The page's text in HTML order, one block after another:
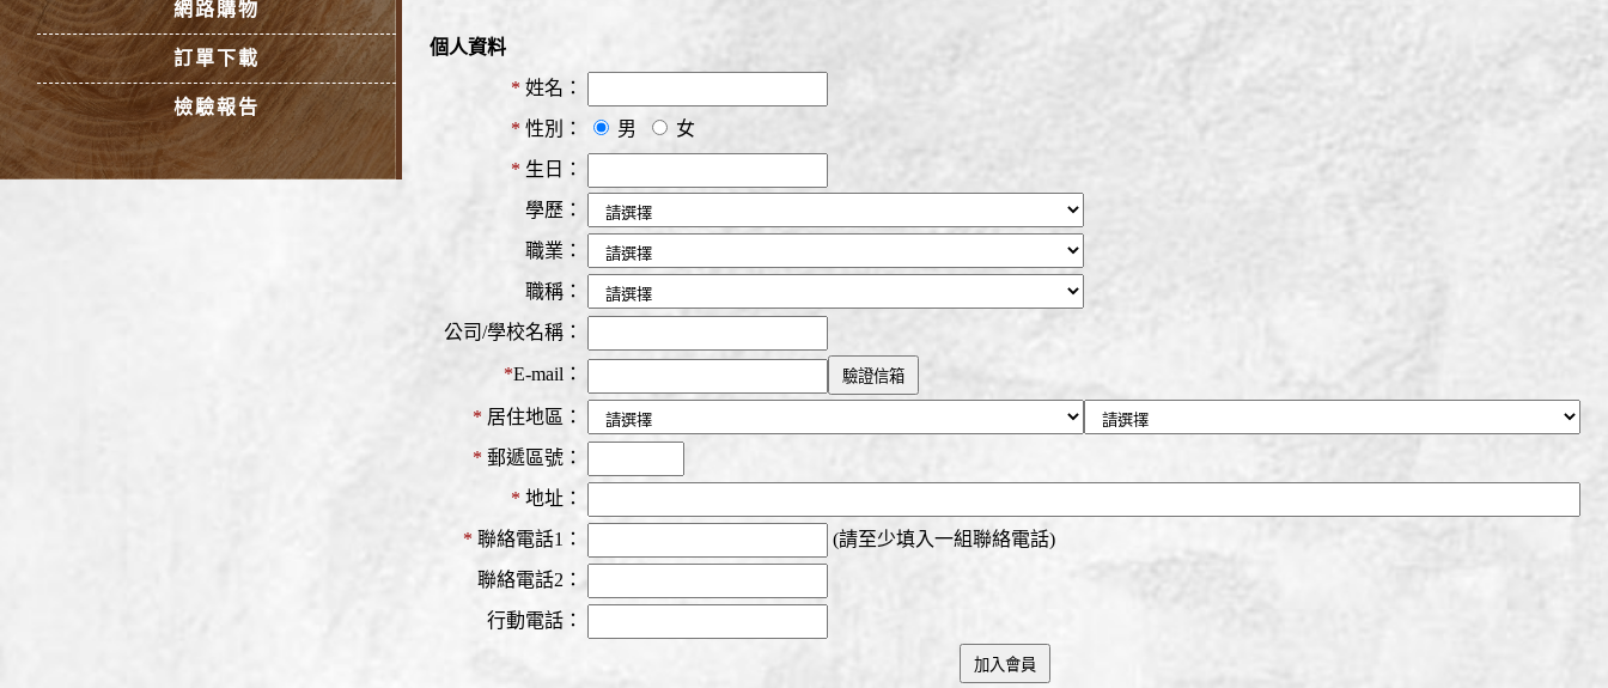
個人資料
* 姓名：
* 性別： 男
女
* 生日：
學歷：
職業：
職稱：
公司/學校名稱：
*E-mail：
* 居住地區：
* 郵遞區號：
* 地址：
* 聯絡電話1：
(請至少填入一組聯絡電話)
聯絡電話2：
行動電話：
網路購物
訂單下載
檢驗報告